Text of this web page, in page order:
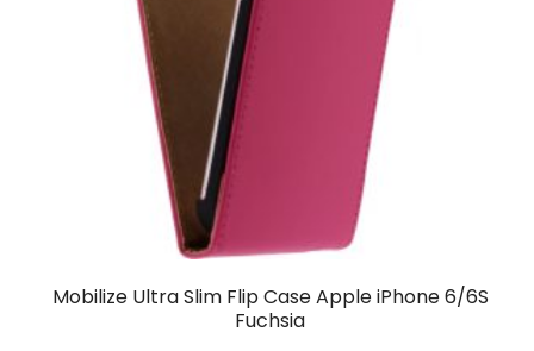
Mobilize Ultra Slim Flip Case Apple iPhone 6/6S
Fuchsia